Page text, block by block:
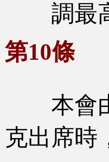
調最高
第10條
本會由
克出席時